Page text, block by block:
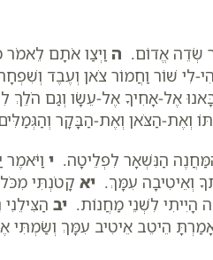
שְׂדֵה אֱדוֹם. ה וַיְצַו אֹתָם לֵאמֹר
לִי שׁוֹר וַחֲמוֹר צֹאן וְעֶבֶד
אֶל-אָחִיךָ אֶל-עֵשָׂו וְגַם הֹלֵךְ
וְאֶת-הַצֹּאן וְאֶת-הַבָּקָר
הַנִּשְׁאָר לִפְלֵיטָה. י
וְאֵיטִיבָה עִמָּךְ. יא קָטֹנְתִּי
לִשְׁנֵי מַחֲנוֹת. יב
הֵיטֵב אֵיטִיב עִמָּךְ וְשַׂמְתִּי